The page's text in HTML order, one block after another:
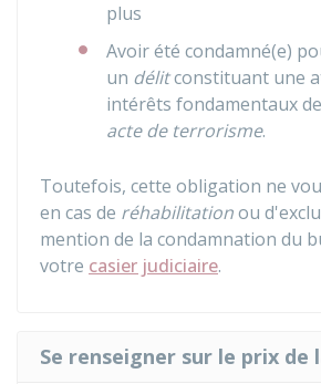
plus
Avoir été condamné(e)
un délitconstituant une
intérêts fondamentaux
acte de terrorisme.
Toutefois, cette obligation ne
en cas de réhabilitationou
mention de la condamnation du
votre casier judiciaire.
Se renseigner sur le prix de